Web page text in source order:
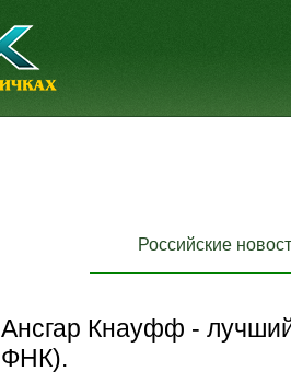
Российские
Ансгар Кнауфф -
ФНК).